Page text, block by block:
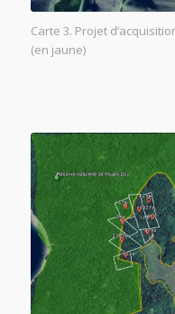
Carte 3. Projet
(en jaune)